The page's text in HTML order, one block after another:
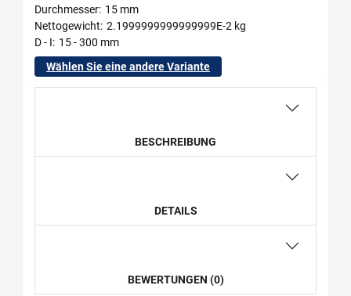
Durchmesser 15 mm
Nettogewicht 2.1999999999999999E-2 kg
D - I
15 - 300 mm
Wählen Sie eine andere Variante
BESCHREIBUNG
DETAILS
BEWERTUNGEN (0)